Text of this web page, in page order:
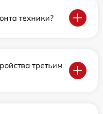
техники?
третьим